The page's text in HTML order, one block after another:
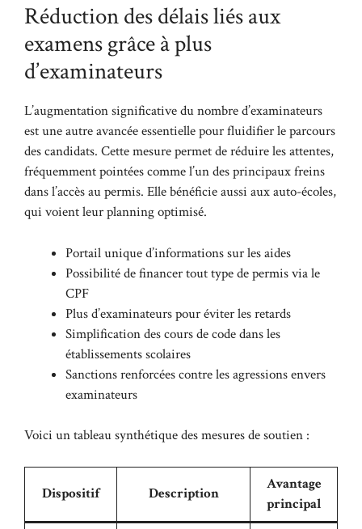
Réduction des délais liés aux
examens grâce à plus
d’examinateurs
L’augmentation significative du nombre d’examinateurs
est une autre avancée essentielle pour fluidifier le parcours
des candidats. Cette mesure permet de réduire les attentes,
fréquemment pointées comme l’un des principaux freins
dans l’accès au permis. Elle bénéficie aussi aux auto-écoles,
qui voient leur planning optimisé.
Portail unique d’informations sur les aides
Possibilité de financer tout type de permis via le
CPF
Plus d’examinateurs pour éviter les retards
Simplification des cours de code dans les
établissements scolaires
Sanctions renforcées contre les agressions envers
examinateurs
Voici un tableau synthétique des mesures de soutien :
Dispositif Description
Avantage
principal